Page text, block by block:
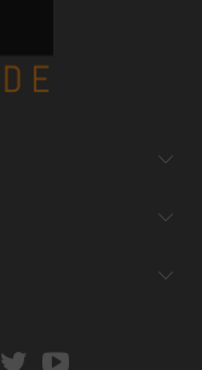
Strapcode
Strapcode